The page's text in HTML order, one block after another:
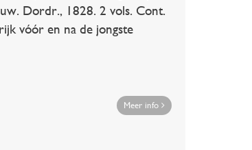
Dordr., 1828. 2 vols. Cont.
vóór en na de jongste
Meer info